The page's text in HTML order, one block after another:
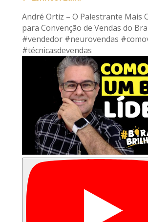
André Ortiz – O Palestrante Mais
para Convenção de Vendas do
#vendedor #neurovendas
#técnicasdevendas